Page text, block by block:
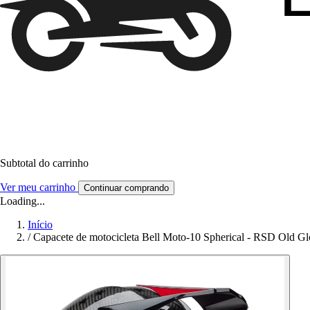
Subtotal do carrinho
Ver meu carrinho Continuar comprando
Loading...
Início
/ Capacete de motocicleta Bell Moto-10 Spherical - RSD Old